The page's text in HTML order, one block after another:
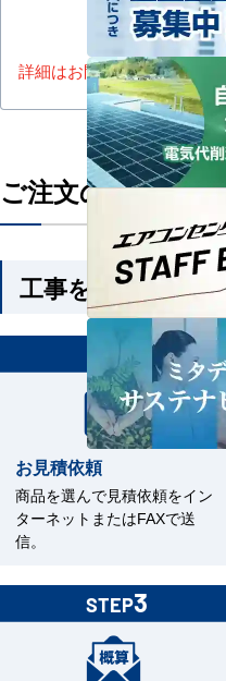
詳細はお問い合わせください
ご注文の流れ
工事を依頼される
STEP
お見積依頼
商品を選んで見積依頼をイン
ターネットまたはFAXで送
信。
STEP3